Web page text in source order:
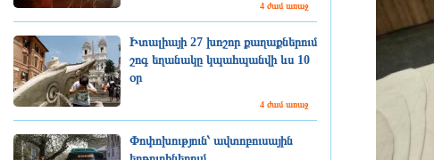
4 ժամ առաջ
Իտալիայի 27 խոշոր քաղաքներում
շոգ եղանակը կպահպանվի ևս 10
օր
4 ժամ առաջ
Փոփոխություն՝ ավտոբուսային